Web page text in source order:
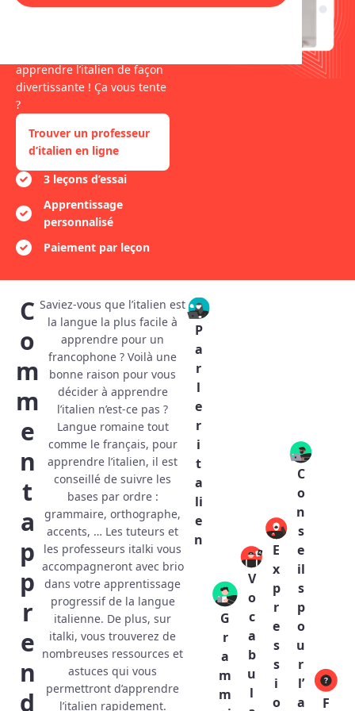
apprendre l’italien de façon
divertissante ! Ça vous tente
?
Trouver un professeur
d’italien en ligne
3 leçons d’essai
Apprentissage
personnalisé
Paiement par leçon
C
o
m
m
e
n
t
a
p
p
r
e
n
d
Saviez-vous que l’italien est
la langue la plus facile à
apprendre pour un
francophone ? Voilà une
bonne raison pour vous
décider à apprendre
l’italien n’est-ce pas ?
Langue romaine tout
comme le français, pour
apprendre l’italien, il est
conseillé de suivre les
bases par ordre :
grammaire, orthographe,
accents, … Les tuteurs et
les professeurs italki vous
accompagneront avec brio
dans votre apprentissage
progressif de la langue
italienne. De plus, sur
italki, vous trouverez de
nombreuses ressources et
astuces qui vous
permettront d’apprendre
l’italien rapidement.
P
a
r
l
e
r
i
t
a
li
e
n
G
r
a
m
m
V
o
c
a
b
u
l
E
x
p
r
e
s
s
i
o
C
o
n
s
e
il
s
p
o
u
r
l’
a
F